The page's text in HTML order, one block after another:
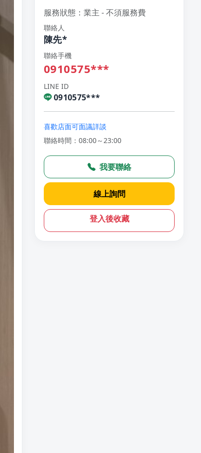
服務狀態：業主 - 不須服務費
聯絡人
陳先*
聯絡手機
0910575***
LINE ID
0910575***
喜歡店面可面議詳談
聯絡時間：08:00～23:00
我要聯絡
線上詢問
登入後收藏